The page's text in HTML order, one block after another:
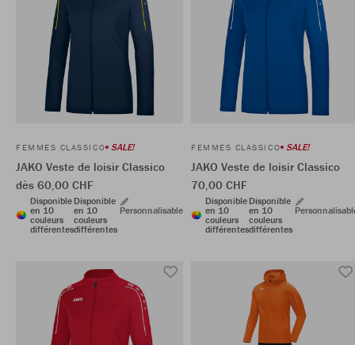
FEMMES CLASSICO SALE!
JAKO Veste de loisir Classico
dès 60,00 CHF
Disponible
en 10
couleurs
différentes
Disponible
en 10
couleurs
différentes
Personnalisable
FEMMES CLASSICO SALE!
JAKO Veste de loisir Classico
70,00 CHF
Disponible
en 10
couleurs
différentes
Disponible
en 10
couleurs
différentes